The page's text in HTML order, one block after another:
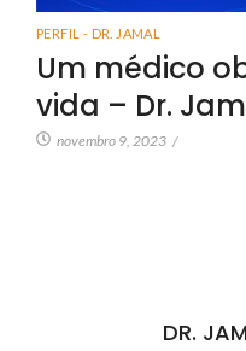
PERFIL - DR. JAMAL
Um médico
vida – Dr.
novembro 9, 2023 /
DR.